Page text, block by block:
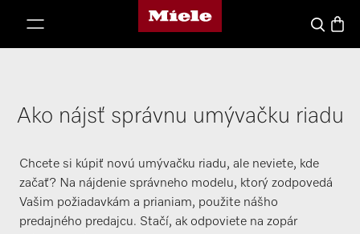
Domovská stránka spoločnosti Miele
Hľadať
Ako nájsť správnu umývačku riadu
Chcete si kúpiť novú umývačku riadu, ale neviete, kde
začať? Na nájdenie správneho modelu, ktorý zodpovedá
Vašim požiadavkám a prianiam, použite nášho
predajného predajcu. Stačí, ak odpoviete na zopár